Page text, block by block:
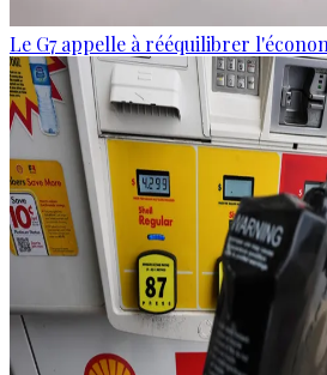
Le G7 appelle à rééquilibrer